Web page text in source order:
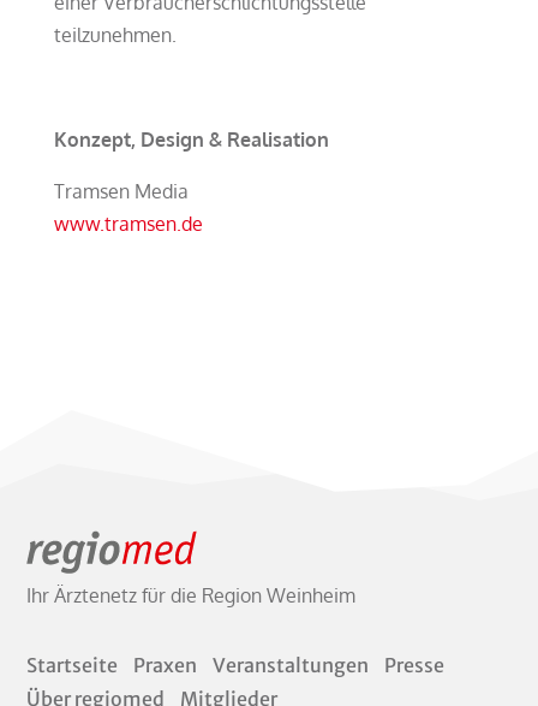
teilzunehmen.
Konzept, Design & Realisation
Tramsen Media
www.tramsen.de
Ihr Ärztenetz für die Region Weinheim
Startseite Praxen Veranstaltungen
Presse
Über regiomed
Mitglieder